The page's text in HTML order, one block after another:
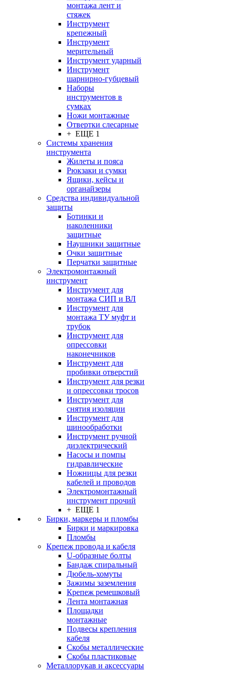
монтажа лент и
стяжек
Инструмент
крепежный
Инструмент
мерительный
Инструмент ударный
Инструмент
шарнирно-губцевый
Наборы
инструментов в
сумках
Ножи монтажные
Отвертки слесарные
+ ЕЩЕ 1
Системы хранения
инструмента
Жилеты и пояса
Рюкзаки и сумки
Ящики, кейсы и
органайзеры
Средства индивидуальной
защиты
Ботинки и
наколенники
защитные
Наушники защитные
Очки защитные
Перчатки защитные
Электромонтажный
инструмент
Инструмент для
монтажа СИП и ВЛ
Инструмент для
монтажа ТУ муфт и
трубок
Инструмент для
опрессовки
наконечников
Инструмент для
пробивки отверстий
Инструмент для резки
и опрессовки тросов
Инструмент для
снятия изоляции
Инструмент для
шинообработки
Инструмент ручной
диэлектрический
Насосы и помпы
гидравлические
Ножницы для резки
кабелей и проводов
Электромонтажный
инструмент прочий
+ ЕЩЕ 1
Бирки, маркеры и пломбы
Бирки и маркировка
Пломбы
Крепеж провода и кабеля
U-образные болты
Бандаж спиральный
Дюбель-хомуты
Зажимы заземления
Крепеж ремешковый
Лента монтажная
Площадки
монтажные
Подвесы крепления
кабеля
Скобы металлические
Скобы пластиковые
Металлорукав и аксессуары